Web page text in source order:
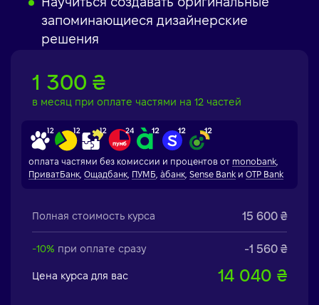
Научиться создавать оригинальные
запоминающиеся дизайнерские
решения
1 300 ₴
в месяц при оплате частями на 12 частей
оплата частями без комиссии и процентов от monobank
ПриватБанк Ощадбанк ПУМБ àбанк Sense Bank и OTP Bank
Полная стоимость курса 15 600 ₴
-10% при оплате сразу -1 560 ₴
Цена курса для вас 14 040 ₴